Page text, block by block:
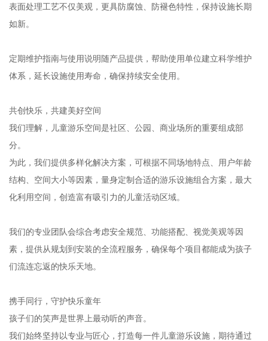
表面处理工艺不仅美观，更具防腐蚀、防褪色特性，保持设施长期
如新。
定期维护指南与使用说明随产品提供，帮助使用单位建立科学维护
体系，延长设施使用寿命，确保持续安全使用。
共创快乐，共建美好空间
我们理解，儿童游乐空间是社区、公园、商业场所的重要组成部
分。
为此，我们提供多样化解决方案，可根据不同场地特点、用户年龄
结构、空间大小等因素，量身定制合适的游乐设施组合方案，最大
化利用空间，创造富有吸引力的儿童活动区域。
我们的专业团队会综合考虑安全规范、功能搭配、视觉美观等因
素，提供从规划到安装的全流程服务，确保每个项目都能成为孩子
们流连忘返的快乐天地。
携手同行，守护快乐童年
孩子们的笑声是世界上最动听的声音。
我们始终坚持以专业与匠心，打造每一件儿童游乐设施，期待通过